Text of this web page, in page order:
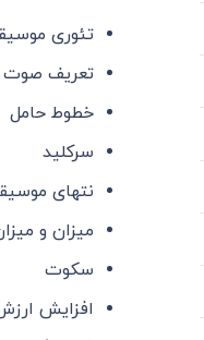
تئوری
تعریف صوت
خطوط حامل
سرکلید
نتهای
میزان و
سکوت
افزایش